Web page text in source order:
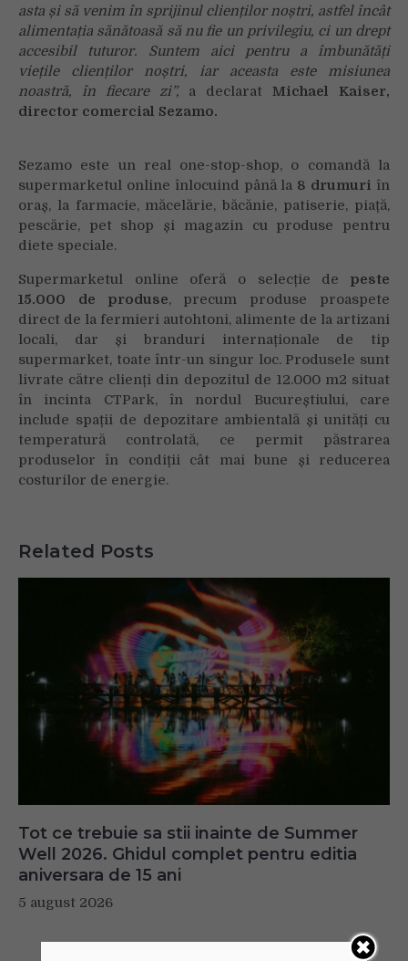
asta și să venim în sprijinul clienților noștri, astfel încât
alimentația sănătoasă să nu fie un privilegiu, ci un drept
accesibil tuturor. Suntem aici pentru a îmbunătăți
viețile clienților noștri, iar aceasta este misiunea
noastră, în fiecare zi”, a declaratMichael Kaiser,
director comercial Sezamo.
Sezamo este un real one-stop-shop, o comandă la
supermarketul online înlocuind până la 8 drumuri în
oraș, la farmacie, măcelărie, băcănie, patiserie, piață,
pescărie, pet shop și magazin cu produse pentru
diete speciale.
Supermarketul online oferă o selecție de peste
15.000 de produse, precum produse proaspete
direct de la fermieri autohtoni, alimente de la artizani
locali, dar și branduri internaționale de tip
supermarket, toate într-un singur loc. Produsele sunt
livrate către clienți din depozitul de 12.000 m2 situat
în incinta CTPark, în nordul Bucureștiului, care
include spații de depozitare ambientală și unități cu
temperatură controlată, ce permit păstrarea
produselor în condiții cât mai bune și reducerea
costurilor de energie.
Related Posts
Tot ce trebuie sa stii inainte de Summer
Well 2026. Ghidul complet pentru editia
aniversara de 15 ani
5 august 2026